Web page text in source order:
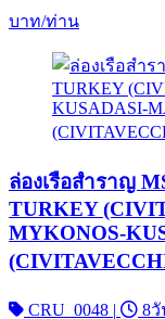
บาท/ท่าน
ล่องเรือสำราญ
TURKEY
MYKONOS-
CRU_0048 | 8